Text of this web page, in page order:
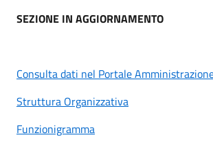
SEZIONE IN AGGIORNAMENTO
Consulta dati nel Portale
Struttura Organizzativa
Funzionigramma